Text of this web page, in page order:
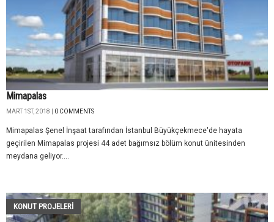
Mimapalas
MART 1ST, 2018 | 0 COMMENTS
Mimapalas Şenel İnşaat tarafından İstanbul Büyükçekmece'de hayata
geçirilen Mimapalas projesi 44 adet bağımsız bölüm konut ünitesinden
meydana geliyor....
KONUT PROJELERI